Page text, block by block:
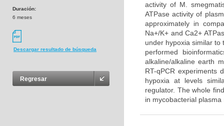
Duración:
6 meses
Descargar resultado de búsqueda
Regresar
activity of M.
ATPase activity of
approximately in
Na+/K+ and Ca2+
under hypoxia similar to
performed
alkaline/alkaline earth
RT-qPCR experiments
hypoxia at levels
regulator. The whole
in mycobacterial